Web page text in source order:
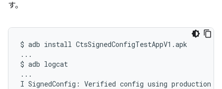
す。
$ adb install CtsSignedConfigTestAppV1.apk
...
$ adb logcat
...
I SignedConfig: Verified config using production